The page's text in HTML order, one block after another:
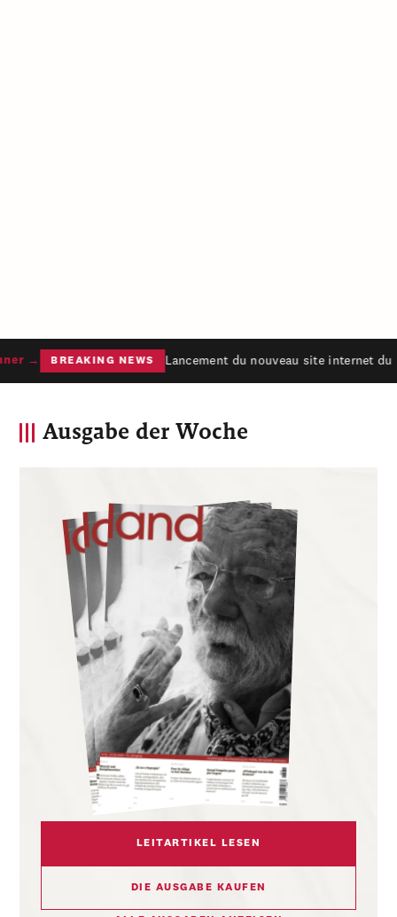
→ BREAKING NEWS Lancement du nouveau site internet du
Ausgabe der Woche
LEITARTIKEL LESEN
DIE AUSGABE KAUFEN